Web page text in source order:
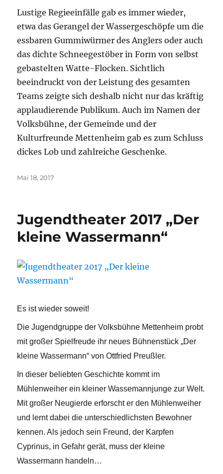
Lustige Regieeinfälle gab es immer wieder,
etwa das Gerangel der Wassergeschöpfe um die
essbaren Gummiwürmer des Anglers oder auch
das dichte Schneegestöber in Form von selbst
gebastelten Watte-Flocken. Sichtlich
beeindruckt von der Leistung des gesamten
Teams zeigte sich deshalb nicht nur das kräftig
applaudierende Publikum. Auch im Namen der
Volksbühne, der Gemeinde und der
Kulturfreunde Mettenheim gab es zum Schluss
dickes Lob und zahlreiche Geschenke.
Veröffentlicht
Mai 18, 2017
Jugendtheater 2017 „Der
kleine Wassermann“
Es ist wieder soweit!
Die Jugendgruppe der Volksbühne Mettenheim probt
mit großer Spielfreude ihr neues Bühnenstück „Der
kleine Wassermann“ von Ottfried Preußler.
In dieser beliebten Geschichte kommt im
Mühlenweiher ein kleiner Wassemannjunge zur Welt.
Mit großer Neugierde erforscht er den Mühlenweiher
und lernt dabei die unterschiedlichsten Bewohner
kennen. Als jedoch sein Freund, der Karpfen
Cyprinus, in Gefahr gerät, muss der kleine
Wassermann handeln…